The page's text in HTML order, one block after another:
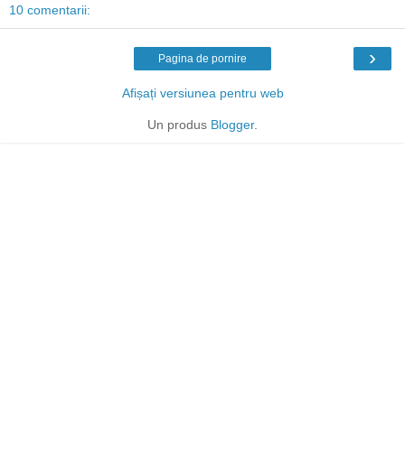
10 comentarii:
›
Pagina de pornire
Afișați versiunea pentru web
Un produs Blogger.